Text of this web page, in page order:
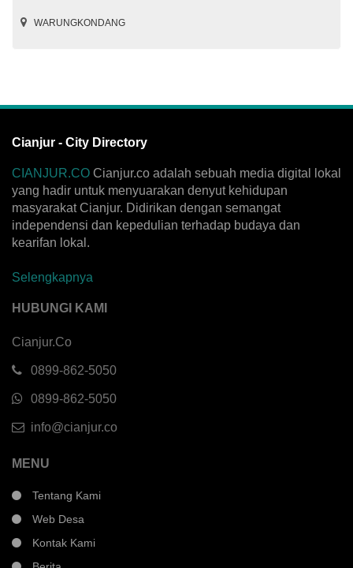
WARUNGKONDANG
Cianjur - City Directory
CIANJUR.CO Cianjur.co adalah sebuah media digital lokal
yang hadir untuk menyuarakan denyut kehidupan
masyarakat Cianjur. Didirikan dengan semangat
independensi dan kepedulian terhadap budaya dan
kearifan lokal.
Selengkapnya
HUBUNGI KAMI
Cianjur.Co
0899-862-5050
0899-862-5050
info@cianjur.co
MENU
Tentang Kami
Web Desa
Kontak Kami